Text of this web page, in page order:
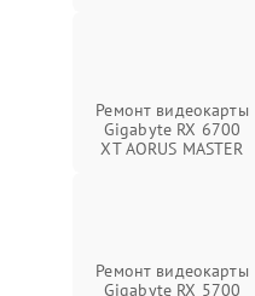
Ремонт видеокарты
Gigabyte RX 6700
XT AORUS MASTER
Ремонт видеокарты
Gigabyte RX 5700